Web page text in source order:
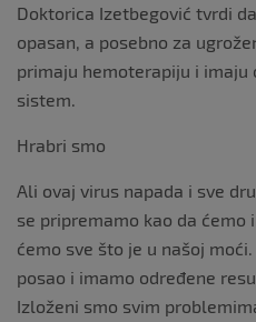
Doktorica Izetbegović tvrdi
opasan, a posebno za
primaju hemoterapiju i imaju
sistem.
Hrabri smo
Ali ovaj virus napada i sve
se pripremamo kao da
ćemo sve što je u našoj
posao i imamo određene
Izloženi smo svim